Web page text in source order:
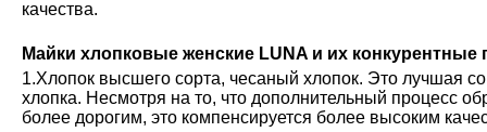
качества.
Майки хлопковые женские LUNA и их конкурентные
1.Хлопок высшего сорта, чесаный хлопок. Это лучшая
хлопка. Несмотря на то, что дополнительный процесс
более дорогим, это компенсируется более высоким